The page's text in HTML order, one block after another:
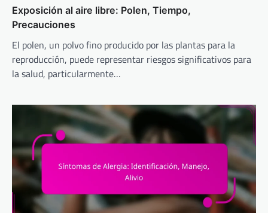
Exposición al aire libre: Polen, Tiempo,
Precauciones
El polen, un polvo fino producido por las plantas para la
reproducción, puede representar riesgos significativos para
la salud, particularmente…